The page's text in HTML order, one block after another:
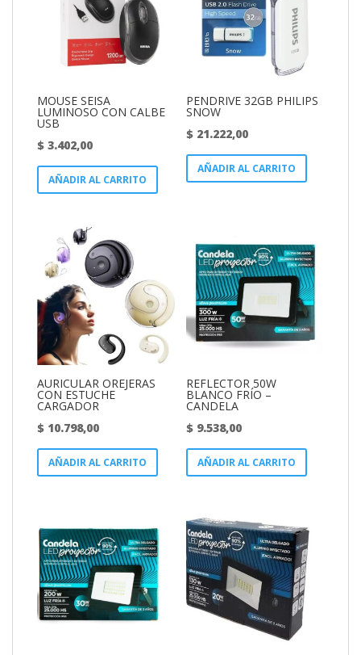
MOUSE SEISA
LUMINOSO CON CALBE
USB
$ 3.402,00
AÑADIR AL CARRITO
PENDRIVE 32GB PHILIPS
SNOW
$ 21.222,00
AÑADIR AL CARRITO
AURICULAR OREJERAS
CON ESTUCHE
CARGADOR
$ 10.798,00
AÑADIR AL CARRITO
REFLECTOR 50W
BLANCO FRÍO –
CANDELA
$ 9.538,00
AÑADIR AL CARRITO